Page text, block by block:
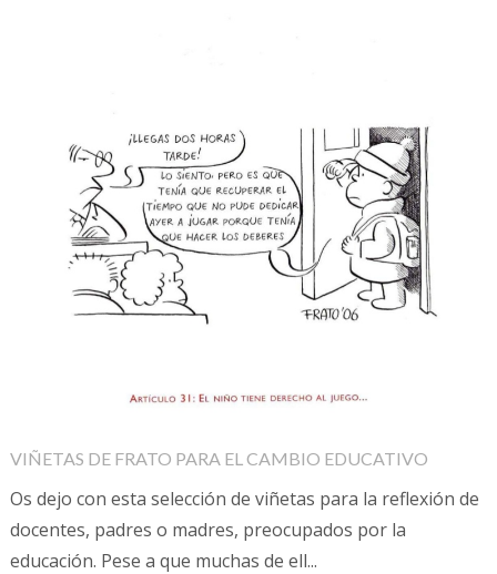
VIÑETAS DE FRATO PARA EL CAMBIO EDUCATIVO
Os dejo con esta selección de viñetas para la reflexión de
docentes, padres o madres, preocupados por la
educación. Pese a que muchas de ell...